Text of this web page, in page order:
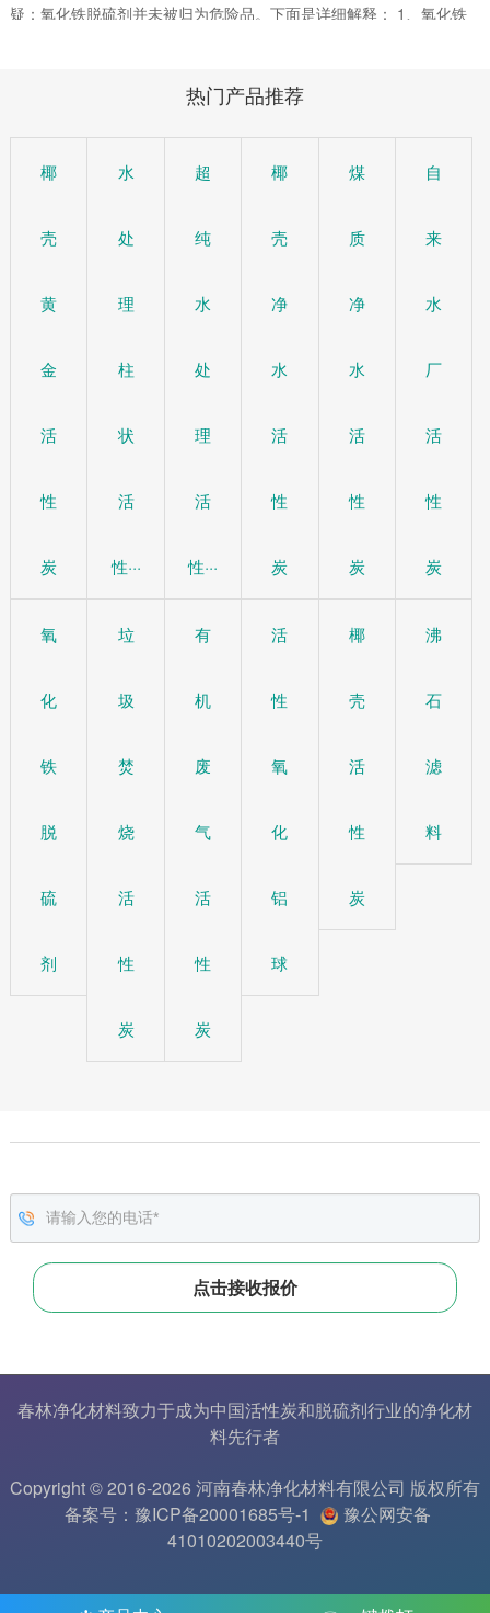
疑：氧化铁脱硫剂并未被归为危险品。下面是详细解释： 1、氧化铁
含硫化合物化学吸附到脱硫催化剂小孔中，改变其化学组成从而净化
热门产品推荐
椰
壳
黄
金
活
性
炭
水
处
理
柱
状
活
性···
超
纯
水
处
理
活
性···
椰
壳
净
水
活
性
炭
煤
质
净
水
活
性
炭
自
来
水
厂
活
性
炭
氧
化
铁
脱
硫
剂
垃
圾
焚
烧
活
性
炭
有
机
废
气
活
性
炭
活
性
氧
化
铝
球
椰
壳
活
性
炭
沸
石
滤
料
春林净化材料致力于成为中国活性炭和脱硫剂行业的净化材
料先行者
Copyright © 2016-2026 河南春林净化材料有限公司 版权所有
备案号：豫ICP备20001685号-1
豫公网安备
41010202003440号